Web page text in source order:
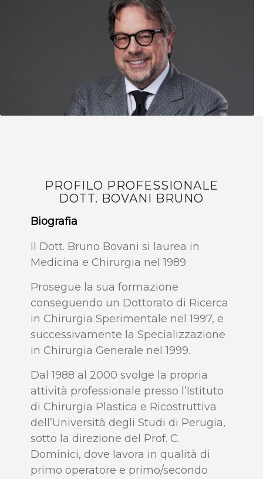
PROFILO PROFESSIONALE
DOTT. BOVANI BRUNO
Biografia
Il Dott. Bruno Bovani si laurea in
Medicina e Chirurgia nel 1989.
Prosegue la sua formazione
conseguendo un Dottorato di Ricerca
in Chirurgia Sperimentale nel 1997, e
successivamente la Specializzazione
in Chirurgia Generale nel 1999.
Dal 1988 al 2000 svolge la propria
attività professionale presso l’Istituto
di Chirurgia Plastica e Ricostruttiva
dell’Università degli Studi di Perugia,
sotto la direzione del Prof. C.
Dominici, dove lavora in qualità di
primo operatore e primo/secondo